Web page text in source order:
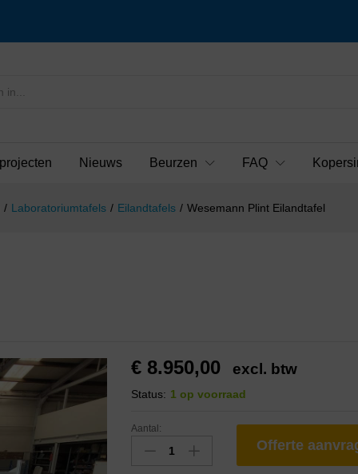
Nieuws Beurzen FAQ
/ Laboratoriumtafels / Eilandtafels / Wesemann Plint Eilandtafel
€ 8.950,00 excl. btw
Status: 1 op voorraad
Aantal:
Offerte